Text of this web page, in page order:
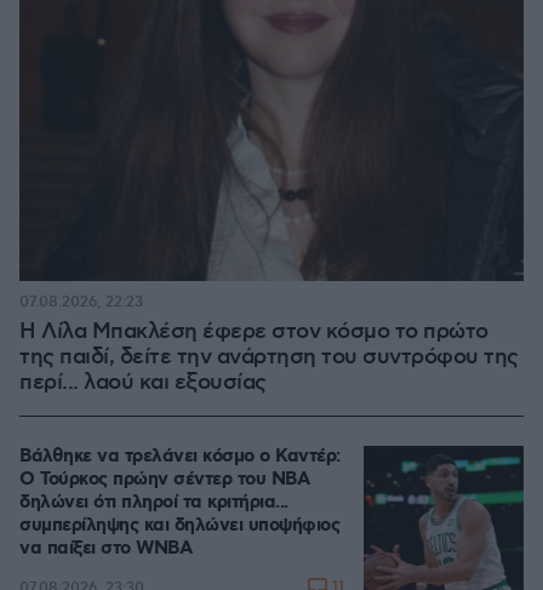
Η Λίλα Μπακλέση έφερε στον κόσμο το πρώτο
της παιδί, δείτε την ανάρτηση του συντρόφου της
περί... λαού και εξουσίας
07.08.2026, 22:23
Βάλθηκε να τρελάνει κόσμο ο Καντέρ:
Ο Τούρκος πρώην σέντερ του NBA
δηλώνει ότι πληροί τα κριτήρια...
συμπερίληψης και δηλώνει υποψήφιος
να παίξει στο WNBA